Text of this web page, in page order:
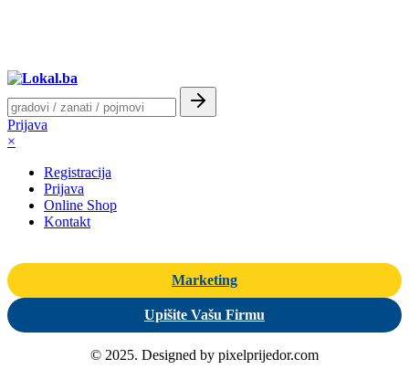
Prijava
×
Registracija
Prijava
Online Shop
Kontakt
Marketing
Upišite Vašu Firmu
© 2025. Designed by pixelprijedor.com